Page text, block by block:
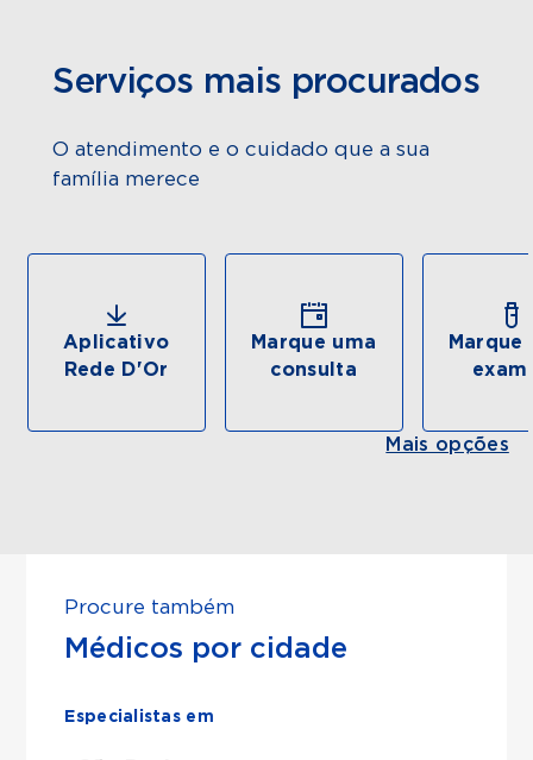
Serviços mais procurados
O atendimento e o cuidado que a sua
família merece
Aplicativo
Rede D'Or
Marque uma
consulta
Marque
Mais opções
Procure também
Médicos por cidade
Especialistas em